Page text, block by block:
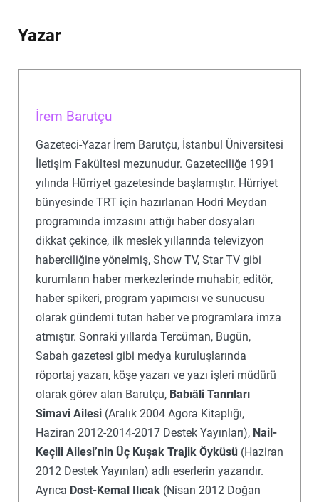
Yazar
İrem Barutçu
Gazeteci-Yazar İrem Barutçu, İstanbul Üniversitesi
İletişim Fakültesi mezunudur. Gazeteciliğe 1991
yılında Hürriyet gazetesinde başlamıştır. Hürriyet
bünyesinde TRT için hazırlanan Hodri Meydan
programında imzasını attığı haber dosyaları
dikkat çekince, ilk meslek yıllarında televizyon
haberciliğine yönelmiş, Show TV, Star TV gibi
kurumların haber merkezlerinde muhabir, editör,
haber spikeri, program yapımcısı ve sunucusu
olarak gündemi tutan haber ve programlara imza
atmıştır. Sonraki yıllarda Tercüman, Bugün,
Sabah gazetesi gibi medya kuruluşlarında
röportaj yazarı, köşe yazarı ve yazı işleri müdürü
olarak görev alan Barutçu, Babıâli Tanrıları
Simavi Ailesi(Aralık 2004 Agora Kitaplığı,
Haziran 2012-2014-2017 Destek Yayınları), Nail-
Keçili Ailesi’nin Üç Kuşak Trajik Öyküsü (Haziran
2012 Destek Yayınları) adlı eserlerin yazarıdır.
Ayrıca Dost-Kemal Ilıcak (Nisan 2012 Doğan